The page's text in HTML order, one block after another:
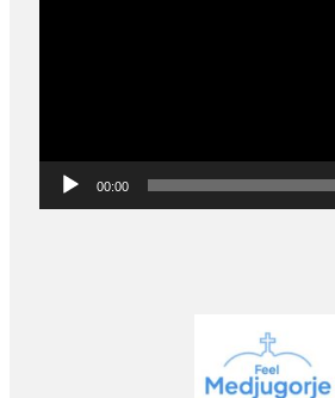
00:00